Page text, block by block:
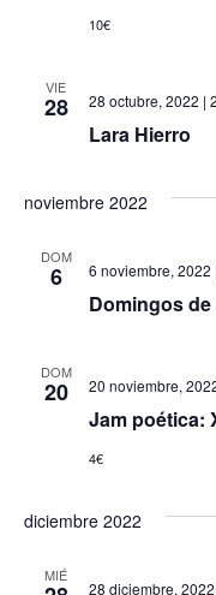
10€
VIE
28
Lara Hierro
28 octubre, 2022 |
noviembre 2022
DOM
6
Domingos de
6 noviembre, 2022
DOM
20
Jam poética:
20 noviembre,
4€
diciembre 2022
MIÉ
28 diciembre,